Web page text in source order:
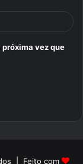
vez que
| Feito com